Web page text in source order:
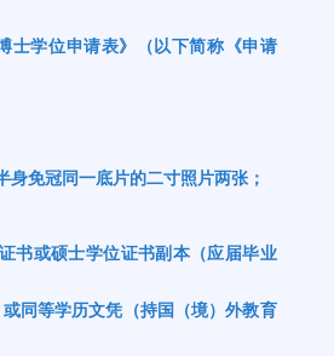
士学位申请表》（以下简称《申请
身免冠同一底片的二寸照片两张；
书或硕士学位证书副本（应届毕业
同等学历文凭（持国（境）外教育